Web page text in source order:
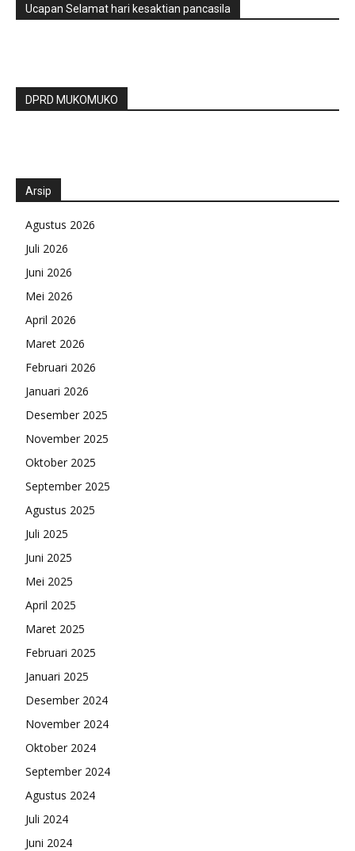
Ucapan Selamat hari kesaktian pancasila
DPRD MUKOMUKO
Arsip
Agustus 2026
Juli 2026
Juni 2026
Mei 2026
April 2026
Maret 2026
Februari 2026
Januari 2026
Desember 2025
November 2025
Oktober 2025
September 2025
Agustus 2025
Juli 2025
Juni 2025
Mei 2025
April 2025
Maret 2025
Februari 2025
Januari 2025
Desember 2024
November 2024
Oktober 2024
September 2024
Agustus 2024
Juli 2024
Juni 2024